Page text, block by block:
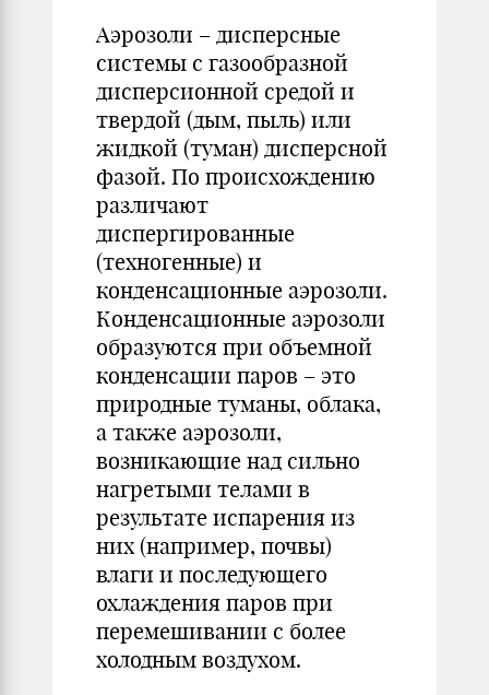
Аэрозоли – дисперсные
системы с газообразной
дисперсионной средой и
твердой (дым, пыль) или
жидкой (туман) дисперсной
фазой. По происхождению
различают
диспергированные
(техногенные) и
конденсационные аэрозоли.
Конденсационные аэрозоли
образуются при объемной
конденсации паров – это
природные туманы, облака,
а также аэрозоли,
возникающие над сильно
нагретыми телами в
результате испарения из
них (например, почвы)
влаги и последующего
охлаждения паров при
перемешивании с более
холодным воздухом.